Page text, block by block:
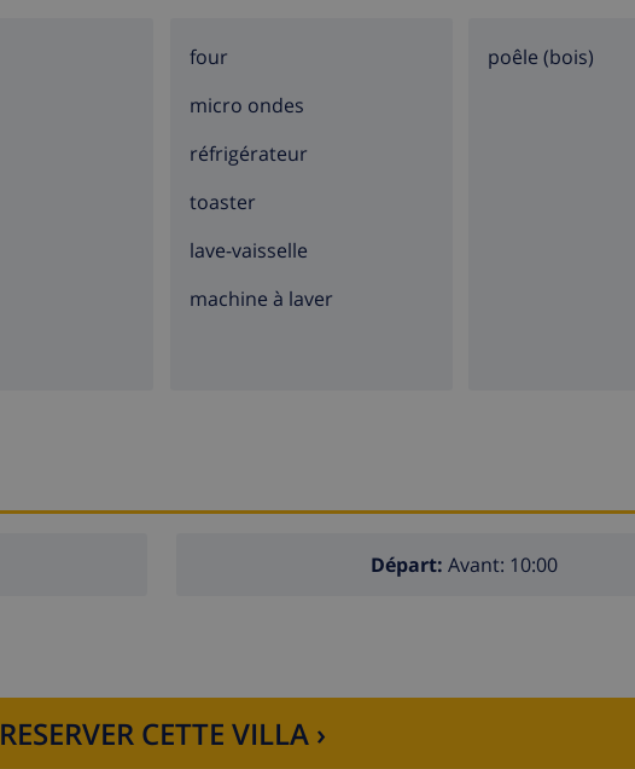
four
micro ondes
réfrigérateur
toaster
lave-vaisselle
machine à laver
poêle (bois)
Départ: Avant: 10:00
RESERVER CETTE VILLA ›